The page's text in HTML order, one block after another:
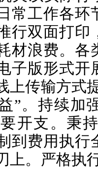
常工作各环
行双面打印
材浪费。各
子版形式开
上传输方式
”。持续加
开支。秉
到费用执
上。严格执